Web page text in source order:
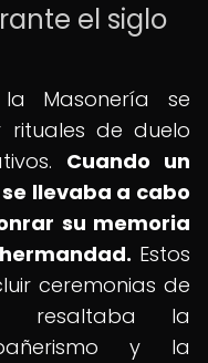
el siglo
Masonería se
rituales de duelo
Cuando un
llevaba a cabo
su memoria
Estos
ceremonias de
resaltaba la
y la